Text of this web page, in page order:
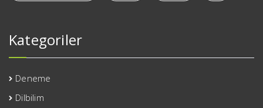
Kategoriler
Deneme
Dilbilim